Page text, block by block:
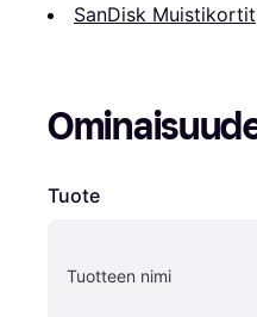
SanDisk Muistikortit
Tuote
Tuotteen nimi